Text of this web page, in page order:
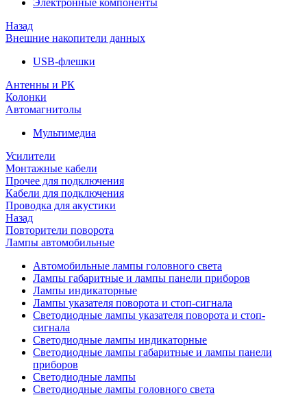
Электронные компоненты
Назад
Внешние накопители данных
USB-флешки
Антенны и РК
Колонки
Автомагнитолы
Мультимедиа
Усилители
Монтажные кабели
Прочее для подключения
Кабели для подключения
Проводка для акустики
Назад
Повторители поворота
Лампы автомобильные
Автомобильные лампы головного света
Лампы габаритные и лампы панели приборов
Лампы индикаторные
Лампы указателя поворота и стоп-сигнала
Светодиодные лампы указателя поворота и стоп-
сигнала
Светодиодные лампы индикаторные
Светодиодные лампы габаритные и лампы панели
приборов
Светодиодные лампы
Светодиодные лампы головного света